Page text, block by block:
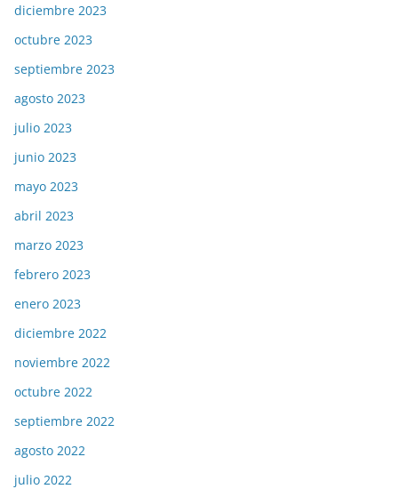
diciembre 2023
octubre 2023
septiembre 2023
agosto 2023
julio 2023
junio 2023
mayo 2023
abril 2023
marzo 2023
febrero 2023
enero 2023
diciembre 2022
noviembre 2022
octubre 2022
septiembre 2022
agosto 2022
julio 2022